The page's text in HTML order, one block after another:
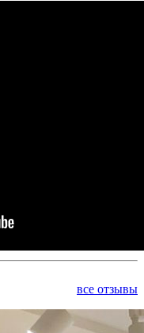
все отзывы